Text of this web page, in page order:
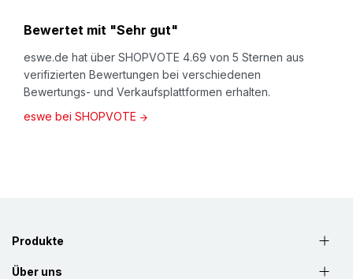
Bewertet mit "Sehr gut"
eswe.de hat über SHOPVOTE 4.69 von 5 Sternen aus
verifizierten Bewertungen bei verschiedenen
Bewertungs- und Verkaufsplattformen erhalten.
eswe bei SHOPVOTE
Produkte
Über uns